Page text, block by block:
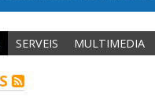
SERVEIS MULTIMEDIA